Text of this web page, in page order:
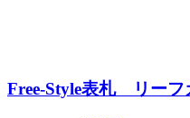
Free-Style表札 リーフ